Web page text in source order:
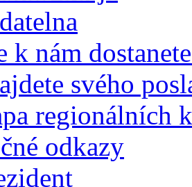
k nám
svého
regionálních
odkazy